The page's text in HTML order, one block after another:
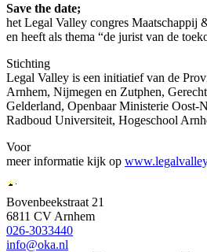
Save the date;
het Legal Valley congres Maatschappij
en heeft als thema “de jurist van de
Stichting
Legal Valley is een initiatief van de
Arnhem, Nijmegen en Zutphen,
Gelderland, Openbaar Ministerie Oost-
Radboud Universiteit, Hogeschool
Voor
meer informatie kijk op
Bovenbeekstraat 21
6811 CV Arnhem
026-3033440
info@oka.nl